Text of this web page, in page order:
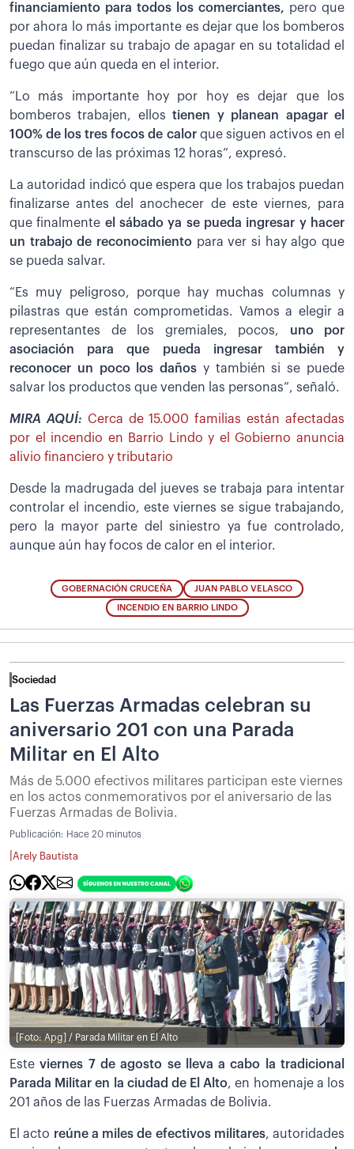
financiamiento para todos los comerciantes, pero que
por ahora lo más importante es dejar que los bomberos
puedan finalizar su trabajo de apagar en su totalidad el
fuego que aún queda en el interior.
“Lo más importante hoy por hoy es dejar que los
bomberos trabajen, ellostienen y planean apagar el
100% de los tres focos de calorque siguen activos en el
transcurso de las próximas 12 horas”, expresó.
La autoridad indicó que espera que los trabajos puedan
finalizarse antes del anochecer de este viernes, para
que finalmente el sábado ya se pueda ingresar y hacer
un trabajo de reconocimiento para ver si hay algo que
se pueda salvar.
“Es muy peligroso, porque hay muchas columnas y
pilastras que están comprometidas. Vamos a elegir a
representantes de los gremiales, pocos, uno por
asociación para que pueda ingresar también y
reconocer un poco los daños y también si se puede
salvar los productos que venden las personas”, señaló.
MIRA AQUÍ: Cerca de 15.000 familias están afectadas
por el incendio en Barrio Lindo y el Gobierno anuncia
alivio financiero y tributario
Desde la madrugada del jueves se trabaja para intentar
controlar el incendio, este viernes se sigue trabajando,
pero la mayor parte del siniestro ya fue controlado,
aunque aún hay focos de calor en el interior.
GOBERNACIÓN CRUCEÑA JUAN PABLO VELASCO
INCENDIO EN BARRIO LINDO
Sociedad
Las Fuerzas Armadas celebran su
aniversario 201 con una Parada
Militar en El Alto
Más de 5.000 efectivos militares participan este viernes
en los actos conmemorativos por el aniversario de las
Fuerzas Armadas de Bolivia.
Publicación: Hace 20 minutos
Arely Bautista
[Foto: Apg] / Parada Militar en El Alto
Este viernes 7 de agosto se lleva a cabo la tradicional
Parada Militar en la ciudad de El Alto, en homenaje a los
201 años de las Fuerzas Armadas de Bolivia.
El acto reúne a miles de efectivos militares, autoridades